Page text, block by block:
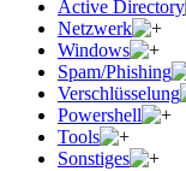
Active Directory
Netzwerk
Windows
Spam/Phishing
Verschlüsselung
Powershell
Tools
Sonstiges